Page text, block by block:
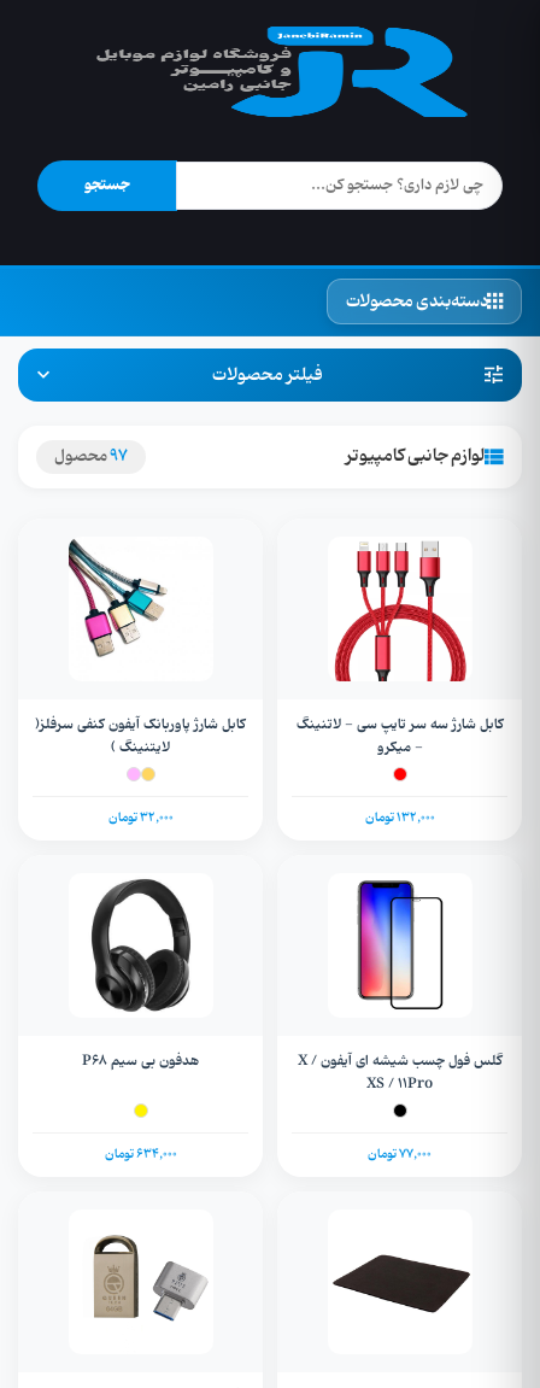
جستجو
دسته‌بندی محصولات
فیلتر محصولات
لوازم جانبی کامپیوتر 97محصول
کابل شارژ سه سر تایپ سی - لاتنینگ
- میکرو
132,000 تومان
کابل شارژ پاوربانک آیفون کنفی سرفلز(
لایتنینگ )
32,000 تومان
گلس فول چسب شیشه ای آیفون X /
XS / 11Pro
77,000 تومان
هدفون بی سیم P68
634,000 تومان